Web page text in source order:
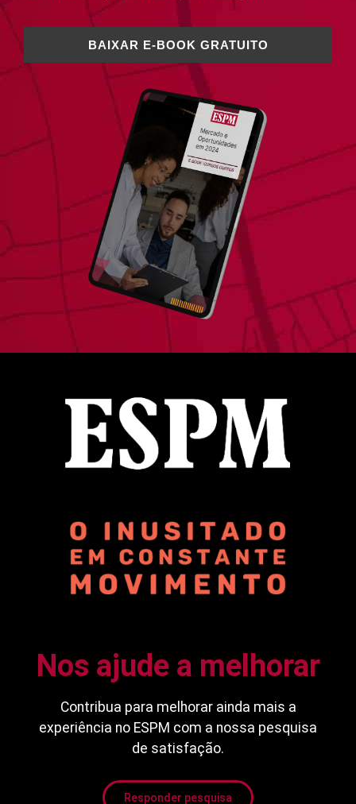
BAIXAR E-BOOK GRATUITO
Nos ajude a melhorar
Contribua para melhorar ainda mais a
experiência no ESPM com a nossa pesquisa
de satisfação.
Responder pesquisa